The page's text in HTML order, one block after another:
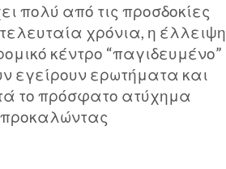
πολύ από τις προσδοκίες
χρόνια, η έλλειψη
κέντρο “παγιδευμένο”
εγείρουν ερωτήματα και
το πρόσφατο ατύχημα